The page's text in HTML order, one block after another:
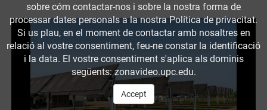
sobre cóm contactar-nos i sobre la nostra forma de
processar dates personals a la nostra Política de privacitat.
Si us plau, en el moment de contactar amb nosaltres en
relació al vostre consentiment, feu-ne constar la identificació
i la data. El vostre consentiment s'aplica als dominis
següents: zonavideo.upc.edu.
Accept